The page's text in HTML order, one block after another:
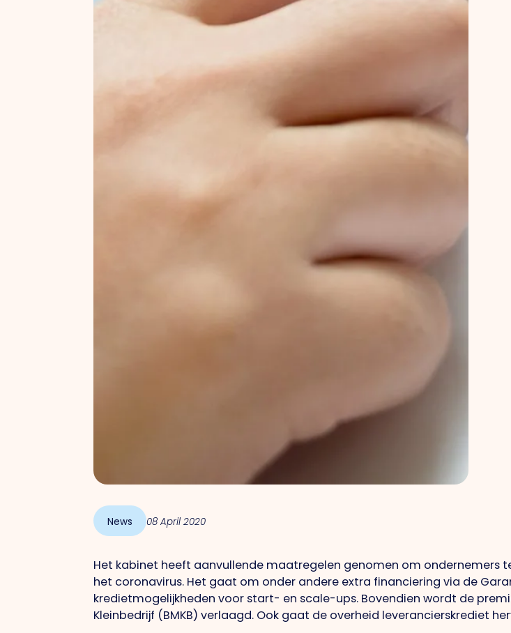
News 08 April 2020
Het kabinet heeft aanvullende maatregelen genomen om ondernemers
het coronavirus. Het gaat om onder andere extra financiering via de
kredietmogelijkheden voor start- en scale-ups. Bovendien wordt de
Kleinbedrijf (BMKB) verlaagd. Ook gaat de overheid leverancierskrediet